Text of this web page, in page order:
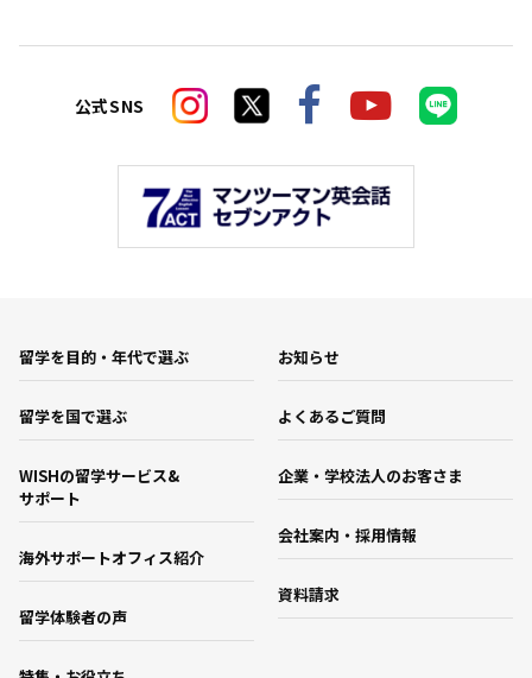
公式SNS
留学を目的・年代で選ぶ
留学を国で選ぶ
WISHの留学サービス&
サポート
海外サポートオフィス紹介
留学体験者の声
お知らせ
よくあるご質問
企業・学校法人のお客さま
会社案内・採用情報
資料請求